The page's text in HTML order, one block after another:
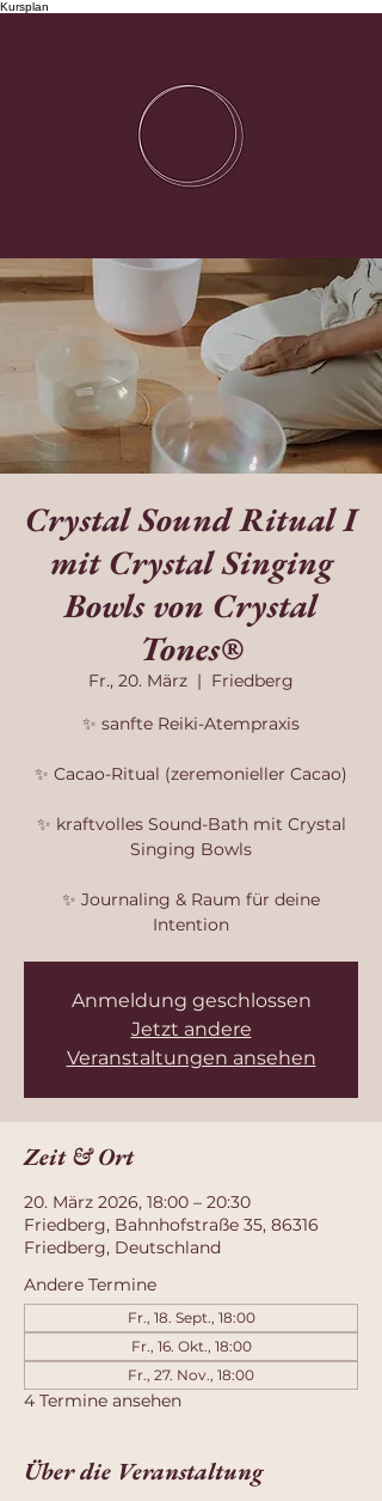
Kursplan
Crystal Sound Ritual I
mit Crystal Singing
Bowls von Crystal
Tones®
Fr., 20. März
  |
Friedberg
✨ sanfte Reiki-Atempraxis
✨ Cacao-Ritual (zeremonieller Cacao)
✨ kraftvolles Sound-Bath mit Crystal
Singing Bowls
✨ Journaling & Raum für deine
Intention
Anmeldung geschlossen
Jetzt andere
Veranstaltungen ansehen
Zeit & Ort
20. März 2026, 18:00 – 20:30
Friedberg, Bahnhofstraße 35, 86316
Friedberg, Deutschland
Andere Termine
Fr., 18. Sept., 18:00
Fr., 16. Okt., 18:00
Fr., 27. Nov., 18:00
4 Termine ansehen
Über die Veranstaltung